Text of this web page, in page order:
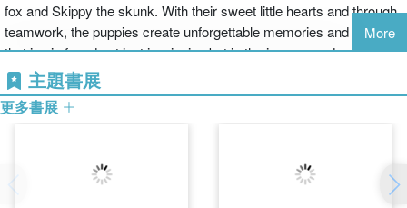
fox and Skippy the skunk. With their sweet little hearts and through
teamwork, the puppies create unforgettable memories and learn
that joy is found not just in winning but in the journey and
friendships they forge. This beautifully illustrated book is a perfect
bedtime story, celebrating the magic of childhood and the power of
kindness.
More
主題書展
更多書展